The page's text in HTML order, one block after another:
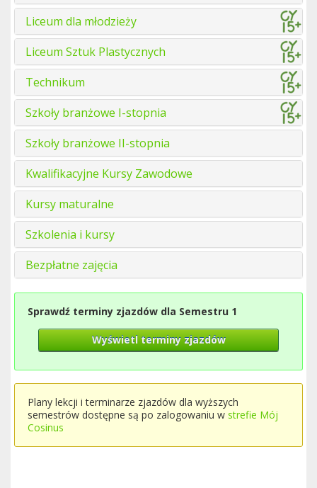
Liceum dla młodzieży
Liceum Sztuk Plastycznych
Technikum
Szkoły branżowe I-stopnia
Szkoły branżowe II-stopnia
Kwalifikacyjne Kursy Zawodowe
Kursy maturalne
Szkolenia i kursy
Bezpłatne zajęcia
Sprawdź terminy zjazdów dla Semestru 1
Wyświetl terminy zjazdów
Plany lekcji i terminarze zjazdów dla wyższych
semestrów dostępne są po zalogowaniu w strefie Mój
Cosinus